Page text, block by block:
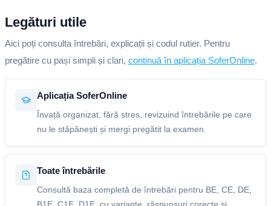
Legături utile
Aici poți consulta întrebări, explicații și codul rutier. Pentru
pregătire cu pași simpli și clari, continuă în aplicația SoferOnline.
Aplicația SoferOnline
Învață organizat, fără stres, revizuind întrebările pe care
nu le stăpânești și mergi pregătit la examen.
Toate întrebările
Consultă baza completă de întrebări pentru BE, CE, DE,